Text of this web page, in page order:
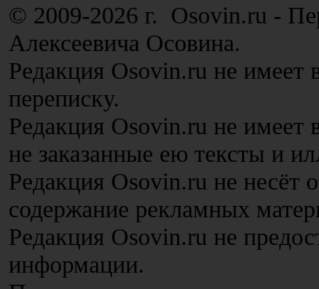
© 2009-2026 г. Osovin.ru -
Алексеевича Осовина.
Редакция Osovin.ru не имеет
переписку.
Редакция Osovin.ru не имеет
не заказанные ею тексты и
Редакция Osovin.ru не несёт
содержание рекламных
Редакция Osovin.ru не
информации.